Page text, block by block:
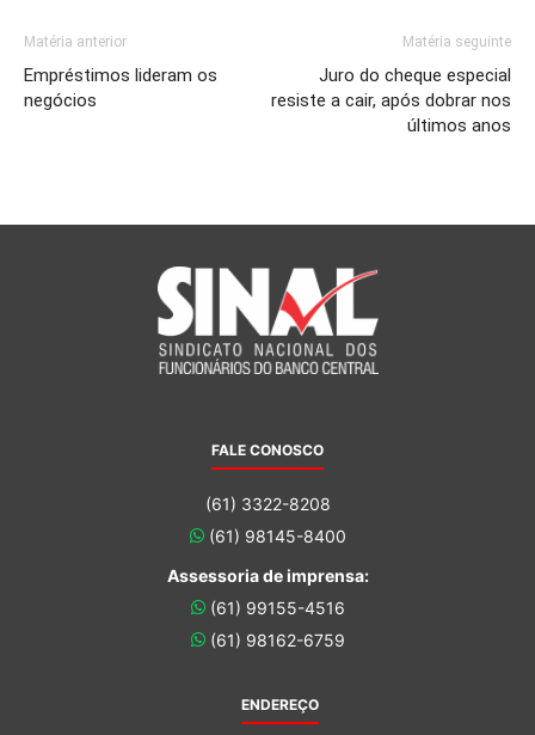
Matéria anterior
Empréstimos lideram os
negócios
Matéria seguinte
Juro do cheque especial
resiste a cair, após dobrar nos
últimos anos
FALE CONOSCO
(61) 3322-8208
(61) 98145-8400
Assessoria de imprensa:
(61) 99155-4516
(61) 98162-6759
ENDEREÇO